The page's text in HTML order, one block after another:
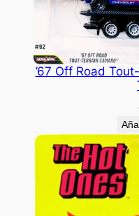
’67 Off Road